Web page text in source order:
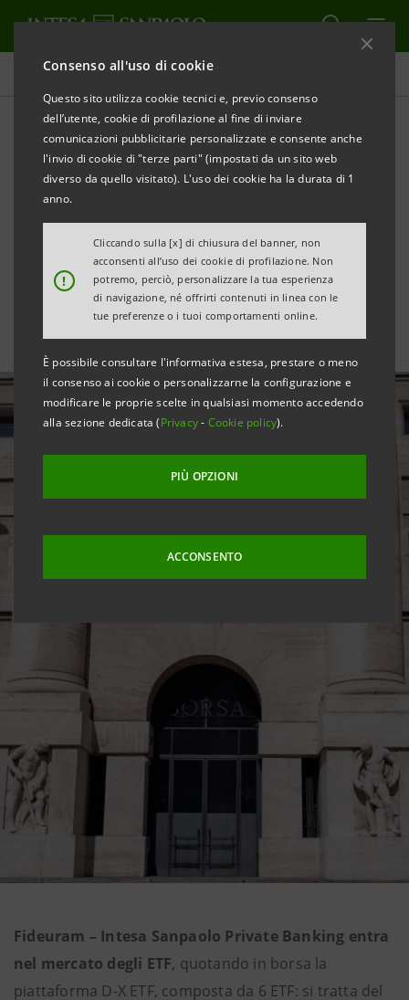
Consenso all'uso di cookie
Questo sito utilizza cookie tecnici e, previo consenso
dell’utente, cookie di profilazione al fine di inviare
comunicazioni pubblicitarie personalizzate e consente anche
l'invio di cookie di "terze parti" (impostati da un sito web
diverso da quello visitato). L'uso dei cookie ha la durata di 1
anno.
!
Cliccando sulla [x] di chiusura del banner, non
acconsenti all’uso dei cookie di profilazione. Non
potremo, perciò, personalizzare la tua esperienza
di navigazione, né offrirti contenuti in linea con le
tue preferenze o i tuoi comportamenti online.
È possibile consultare l'informativa estesa, prestare o meno
il consenso ai cookie o personalizzarne la configurazione e
modificare le proprie scelte in qualsiasi momento accedendo
alla sezione dedicata (Privacy- Cookie policy).
PIÙ OPZIONI
ACCONSENTO
Tutte le news
Fideuram – Intesa Sanpaolo
Private Banking quota in
Borsa la piattaforma D-X
ETF
Fideuram – Intesa Sanpaolo Private Banking entra
nel mercato degli ETF, quotando in borsa la
piattaforma D-X ETF, composta da 6 ETF: si tratta del